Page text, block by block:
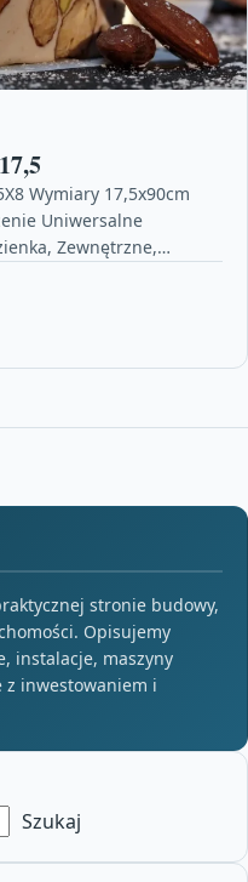
Wymiary 17,5x90cm
Uniwersalne
Zewnętrzne,
stronie budowy,
Opisujemy
instalacje, maszyny
z inwestowaniem i
Szukaj